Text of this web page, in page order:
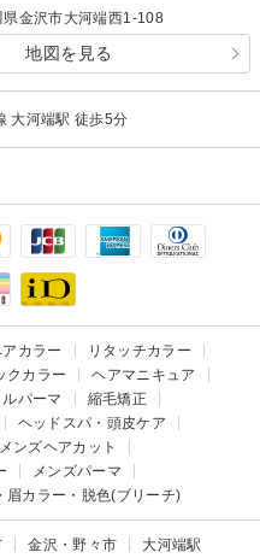
金沢市大河端西1-108
地図を見る
大河端駅 徒歩5分
カラー
リタッチカラー
クカラー
ヘアマニキュア
パーマ
縮毛矯正
ヘッドスパ・頭皮ケア
メンズヘアカット
メンズパーマ
眉カラー・脱色(ブリーチ)
金沢・野々市 大河端駅